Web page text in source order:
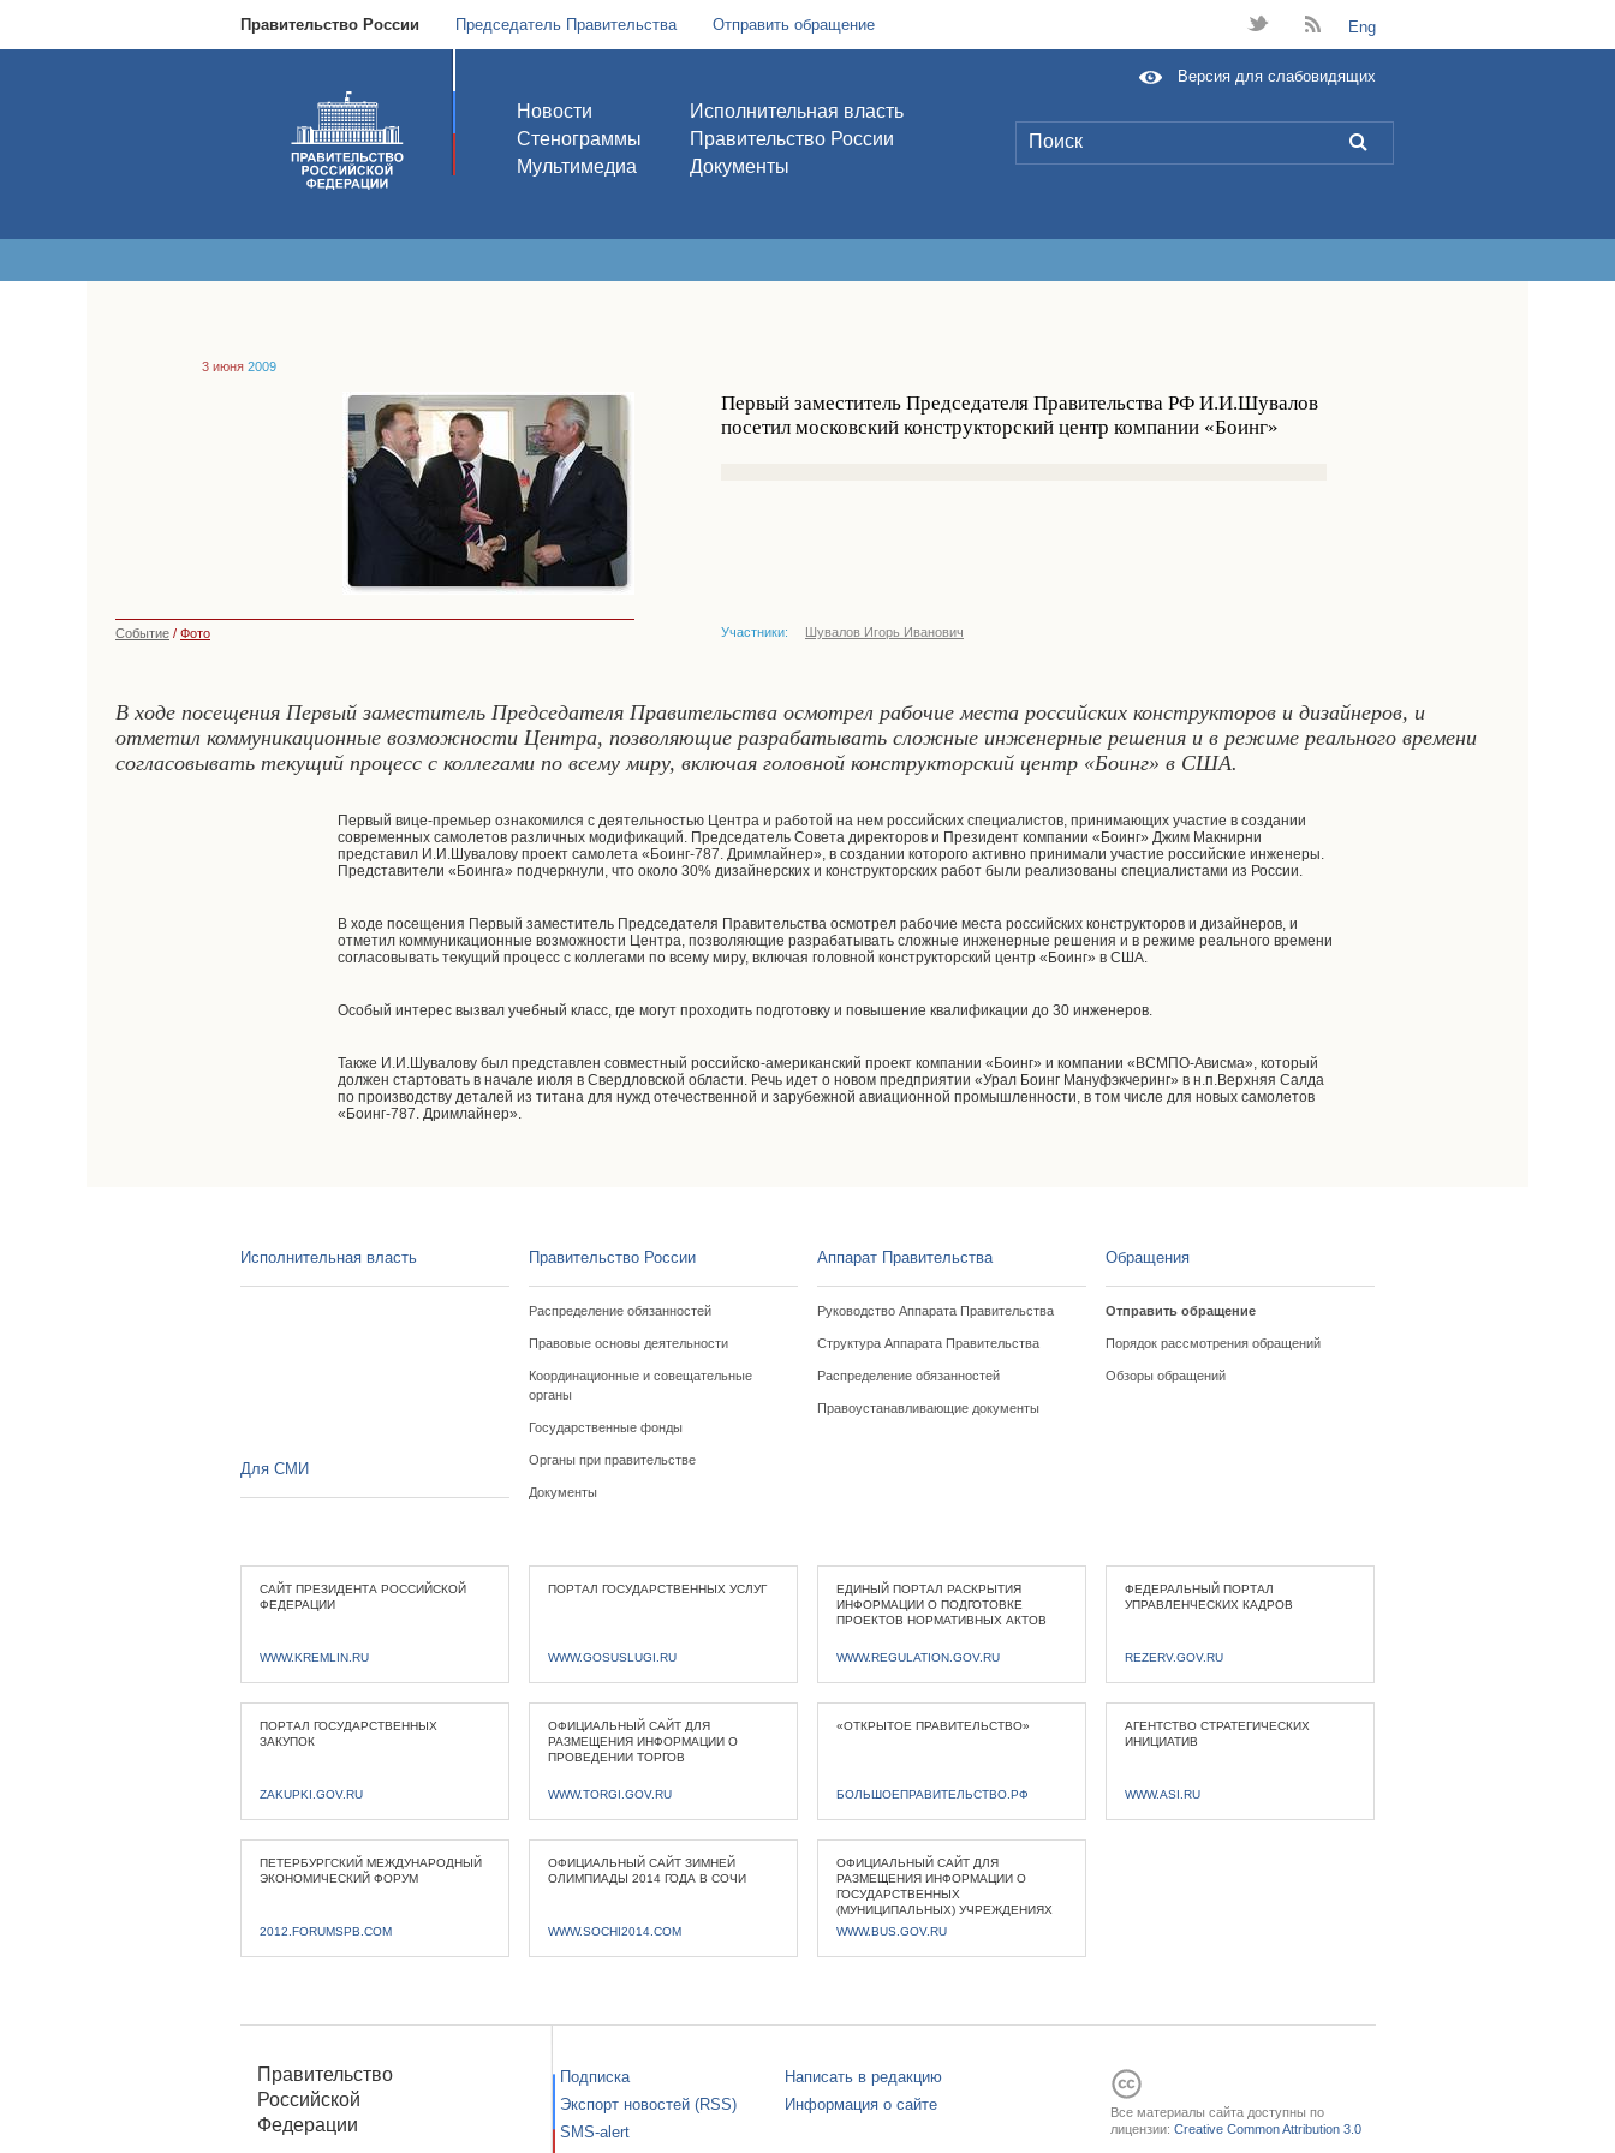
Правительство России Председатель Правительства Отправить обращение t B Eng
Новости
Стенограммы
Мультимедиа
Исполнительная власть
Правительство России
Документы
L
Версия для слабовидящих
3 июня 2009
Первый заместитель Председателя Правительства РФ И.И.Шувалов
посетил московский конструкторский центр компании «Боинг»
Событие / Фото Участники: Шувалов Игорь Иванович
В ходе посещения Первый заместитель Председателя Правительства осмотрел рабочие места российских конструкторов и дизайнеров, и
отметил коммуникационные возможности Центра, позволяющие разрабатывать сложные инженерные решения и в режиме реального времени
согласовывать текущий процесс с коллегами по всему миру, включая головной конструкторский центр «Боинг» в США.
Первый вице-премьер ознакомился с деятельностью Центра и работой на нем российских специалистов, принимающих участие в создании
современных самолетов различных модификаций. Председатель Совета директоров и Президент компании «Боинг» Джим Макнирни
представил И.И.Шувалову проект самолета «Боинг-787. Дримлайнер», в создании которого активно принимали участие российские инженеры.
Представители «Боинга» подчеркнули, что около 30% дизайнерских и конструкторских работ были реализованы специалистами из России.
В ходе посещения Первый заместитель Председателя Правительства осмотрел рабочие места российских конструкторов и дизайнеров, и
отметил коммуникационные возможности Центра, позволяющие разрабатывать сложные инженерные решения и в режиме реального времени
согласовывать текущий процесс с коллегами по всему миру, включая головной конструкторский центр «Боинг» в США.
Особый интерес вызвал учебный класс, где могут проходить подготовку и повышение квалификации до 30 инженеров.
Также И.И.Шувалову был представлен совместный российско-американский проект компании «Боинг» и компании «ВСМПО-Ависма», который
должен стартовать в начале июля в Свердловской области. Речь идет о новом предприятии «Урал Боинг Мануфэкчеринг» в н.п.Верхняя Салда
по производству деталей из титана для нужд отечественной и зарубежной авиационной промышленности, в том числе для новых самолетов
«Боинг-787. Дримлайнер».
Исполнительная власть Правительство России
Распределение обязанностей
Правовые основы деятельности
Координационные и совещательные
органы
Государственные фонды
Органы при правительстве
Документы
Аппарат Правительства
Руководство Аппарата Правительства
Структура Аппарата Правительства
Распределение обязанностей
Правоустанавливающие документы
Обращения
Отправить обращение
Порядок рассмотрения обращений
Обзоры обращений
Для СМИ
САЙТ ПРЕЗИДЕНТА РОССИЙСКОЙ
ФЕДЕРАЦИИ
WWW.KREMLIN.RU
ПОРТАЛ ГОСУДАРСТВЕННЫХ УСЛУГ
WWW.GOSUSLUGI.RU
ЕДИНЫЙ ПОРТАЛ РАСКРЫТИЯ
ИНФОРМАЦИИ О ПОДГОТОВКЕ
ПРОЕКТОВ НОРМАТИВНЫХ АКТОВ
WWW.REGULATION.GOV.RU
ФЕДЕРАЛЬНЫЙ ПОРТАЛ
УПРАВЛЕНЧЕСКИХ КАДРОВ
REZERV.GOV.RU
ПОРТАЛ ГОСУДАРСТВЕННЫХ
ЗАКУПОК
ZAKUPKI.GOV.RU
ОФИЦИАЛЬНЫЙ САЙТ ДЛЯ
РАЗМЕЩЕНИЯ ИНФОРМАЦИИ О
ПРОВЕДЕНИИ ТОРГОВ
WWW.TORGI.GOV.RU
«ОТКРЫТОЕ ПРАВИТЕЛЬСТВО»
БОЛЬШОЕПРАВИТЕЛЬСТВО.РФ
АГЕНТСТВО СТРАТЕГИЧЕСКИХ
ИНИЦИАТИВ
WWW.ASI.RU
ПЕТЕРБУРГСКИЙ МЕЖДУНАРОДНЫЙ
ЭКОНОМИЧЕСКИЙ ФОРУМ
2012.FORUMSPB.COM
ОФИЦИАЛЬНЫЙ САЙТ ЗИМНЕЙ
ОЛИМПИАДЫ 2014 ГОДА В СОЧИ
WWW.SOCHI2014.COM
ОФИЦИАЛЬНЫЙ САЙТ ДЛЯ
РАЗМЕЩЕНИЯ ИНФОРМАЦИИ О
ГОСУДАРСТВЕННЫХ
(МУНИЦИПАЛЬНЫХ) УЧРЕЖДЕНИЯХ
WWW.BUS.GOV.RU
Правительство
Российской
Федерации
Подписка
Экспорт новостей (RSS)
SMS-alert
Написать в редакцию
Информация о сайте
Все материалы сайта доступны по
лицензии: Creative Common Attribution 3.0